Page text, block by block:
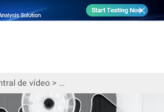
de vídeo> Histórias de sucesso de